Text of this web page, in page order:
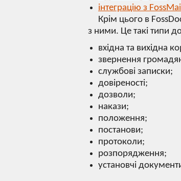
інтеграцію з
Крім цього в
з ними. Це такі типи
вхідна та вихідна
звернення
службові записки;
довіреності;
дозволи;
накази;
положення;
постанови;
протоколи;
розпорядження;
установчі